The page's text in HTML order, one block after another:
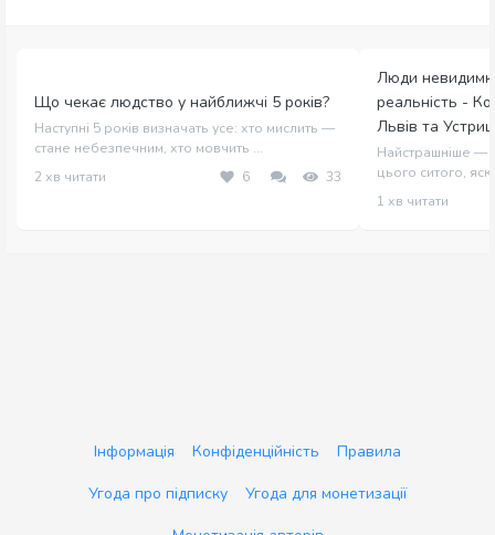
Що чекає людство у найближчі 5 років?
Наступні 5 років визначать усе: хто мислить —
стане небезпечним, хто мовчить ...
2 хв читати
6 33
Люди
реальність -
Львів та
Найстрашніше —
цього ситого,
1 хв читати
Інформація Конфіденційність
Правила
Угода про підписку
Угода для монетизації